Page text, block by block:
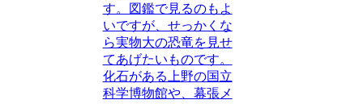
す。図鑑で見るのもよ
いですが、せっかくな
ら実物大の恐竜を見せ
てあげたいものです。
化石がある上野の国立
科学博物館や、幕張メ